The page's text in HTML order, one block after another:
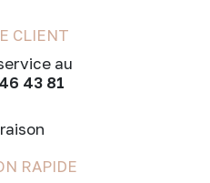
CLIENT
au
43 81
RAPIDE